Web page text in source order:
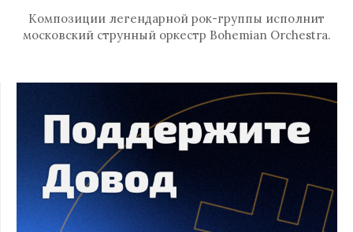
Композиции легендарной рок-группы исполнит
московский струнный оркестр Bohemian Orchestra.